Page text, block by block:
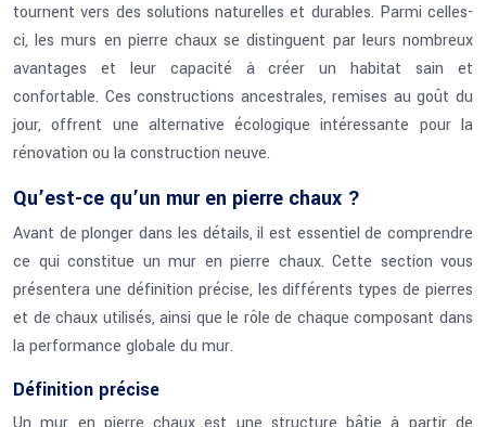
tournent vers des solutions naturelles et durables. Parmi celles-
ci, les murs en pierre chaux se distinguent par leurs nombreux
avantages et leur capacité à créer un habitat sain et
confortable. Ces constructions ancestrales, remises au goût du
jour, offrent une alternative écologique intéressante pour la
rénovation ou la construction neuve.
Qu’est-ce qu’un mur en pierre chaux ?
Avant de plonger dans les détails, il est essentiel de comprendre
ce qui constitue un mur en pierre chaux. Cette section vous
présentera une définition précise, les différents types de pierres
et de chaux utilisés, ainsi que le rôle de chaque composant dans
la performance globale du mur.
Définition précise